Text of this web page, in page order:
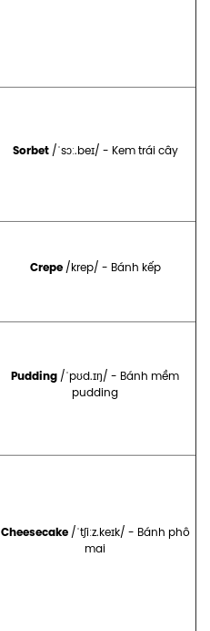
Sorbet /ˈsɔː.beɪ/ - Kem trái cây
Crepe/krep/ - Bánh kếp
Pudding /ˈpʊd.ɪŋ/ - Bánh mềm
pudding
Cheesecake/ˈtʃiːz.keɪk/ - Bánh phô
mai